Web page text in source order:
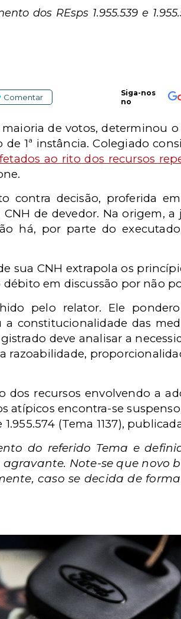
dos REsps 1.955.539 e
Comentar
Siga-nos
no
de votos, determinou
1ª instância. Colegiado
ao rito dos recursos
contra decisão, proferida
de devedor. Na origem,
há, por parte do
sua CNH extrapola os
em discussão por não
pelo relator. Ele
a constitucionalidade das
deve analisar a
razoabilidade,
recursos envolvendo a
atípicos encontra-se
(Tema 1137),
do referido Tema e
Note-se que novo
caso se decida de